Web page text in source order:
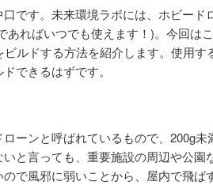
です。未来環境ラボには、ホビード
あればいつでも使えます！)。今回は
ルドする方法を紹介します。使用
できるはずです。
ーンと呼ばれているもので、200g
と言っても、重要施設の周辺や公園
で風邪に弱いことから、屋内で飛ば